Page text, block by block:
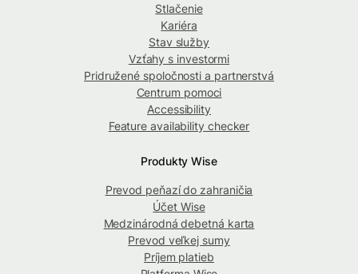
Stlačenie
Kariéra
Stav služby
Vzťahy s investormi
Pridružené spoločnosti a partnerstvá
Centrum pomoci
Accessibility
Feature availability checker
Produkty Wise
Prevod peňazí do zahraničia
Účet Wise
Medzinárodná debetná karta
Prevod veľkej sumy
Príjem platieb